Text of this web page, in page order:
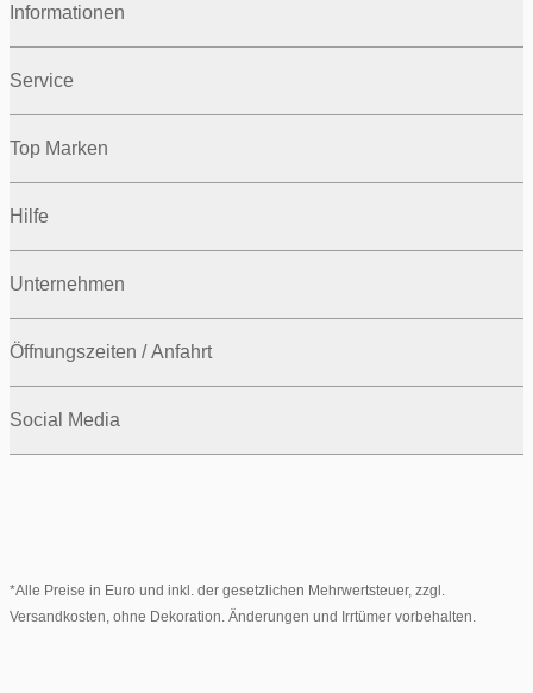
Informationen
Service
Top Marken
Hilfe
Unternehmen
Öffnungszeiten / Anfahrt
Social Media
*Alle Preise in Euro und inkl. der gesetzlichen Mehrwertsteuer, zzgl.
Versandkosten, ohne Dekoration. Änderungen und Irrtümer vorbehalten.